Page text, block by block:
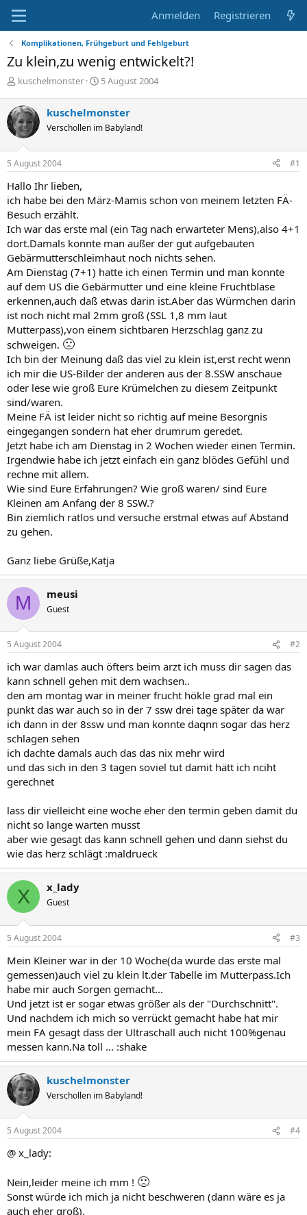
Anmelden Registrieren
Komplikationen, Frühgeburt und Fehlgeburt
Zu klein,zu wenig entwickelt?!
E
s
t
e
l
l
e
kuschelmonster
E
t
e
l
5 August 2004
kuschelmonster
Verschollen im Babyland!
5 August 2004 #1
Hallo Ihr lieben,
ich habe bei den März-Mamis schon von meinem letzten FÄ-
Besuch erzählt.
Ich war das erste mal (ein Tag nach erwarteter Mens),also 4+1
dort.Damals konnte man außer der gut aufgebauten
Gebärmutterschleimhaut noch nichts sehen.
Am Dienstag (7+1) hatte ich einen Termin und man konnte
auf dem US die Gebärmutter und eine kleine Fruchtblase
erkennen,auch daß etwas darin ist.Aber das Würmchen darin
ist noch nicht mal 2mm groß (SSL 1,8 mm laut
Mutterpass),von einem sichtbaren Herzschlag ganz zu
schweigen. 🙁
Ich bin der Meinung daß das viel zu klein ist,erst recht wenn
ich mir die US-Bilder der anderen aus der 8.SSW anschaue
oder lese wie groß Eure Krümelchen zu diesem Zeitpunkt
sind/waren.
Meine FÄ ist leider nicht so richtig auf meine Besorgnis
eingegangen sondern hat eher drumrum geredet.
Jetzt habe ich am Dienstag in 2 Wochen wieder einen Termin.
Irgendwie habe ich jetzt einfach ein ganz blödes Gefühl und
rechne mit allem.
Wie sind Eure Erfahrungen? Wie groß waren/ sind Eure
Kleinen am Anfang der 8 SSW.?
Bin ziemlich ratlos und versuche erstmal etwas auf Abstand
zu gehen.
Ganz liebe Grüße,Katja
M meusi
Guest
5 August 2004 #2
ich war damlas auch öfters beim arzt ich muss dir sagen das
kann schnell gehen mit dem wachsen..
den am montag war in meiner frucht hökle grad mal ein
punkt das war auch so in der 7 ssw drei tage später da war
ich dann in der 8ssw und man konnte daqnn sogar das herz
schlagen sehen
ich dachte damals auch das das nix mehr wird
und das sich in den 3 tagen soviel tut damit hätt ich nciht
gerechnet
lass dir vielleicht eine woche eher den termin geben damit du
nicht so lange warten musst
aber wie gesagt das kann schnell gehen und dann siehst du
wie das herz schlägt :maldrueck
X x_lady
Guest
5 August 2004 #3
Mein Kleiner war in der 10 Woche(da wurde das erste mal
gemessen)auch viel zu klein lt.der Tabelle im Mutterpass.Ich
habe mir auch Sorgen gemacht...
Und jetzt ist er sogar etwas größer als der "Durchschnitt".
Und nachdem ich mich so verrückt gemacht habe hat mir
mein FA gesagt dass der Ultraschall auch nicht 100%genau
messen kann.Na toll ... :shake
kuschelmonster
Verschollen im Babyland!
5 August 2004 #4
@ x_lady:
Nein,leider meine ich mm ! 🙁
Sonst würde ich mich ja nicht beschweren (dann wäre es ja
auch eher groß).